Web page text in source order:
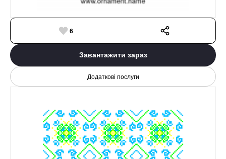
6
Завантажити зараз
Додаткові послуги